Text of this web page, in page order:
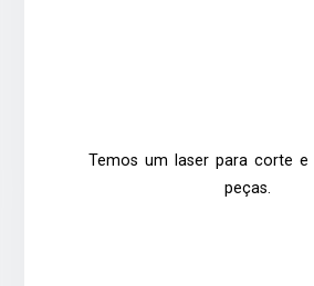
Temos um laser para corte e
peças.